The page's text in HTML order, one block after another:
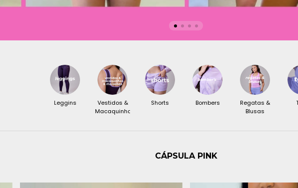
Leggins
Vestidos &
Macaquinhos
Shorts Bombers
Regatas &
Blusas
CÁPSULA PINK